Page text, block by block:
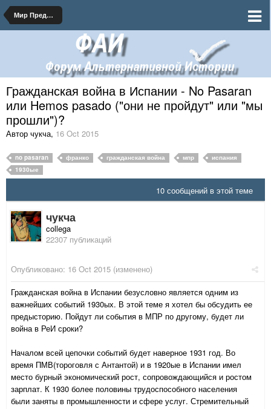
Мир Председателя Рыкова
Гражданская война в Испании - No Pasaran
или Hemos pasado ("они не пройдут" или "мы
прошли")?
Автор чукча, 16 Oct 2015
no pasaran франко гражданская война мпр
испания
1930ые
10 сообщений в этой теме
чукча
collega
22307 публикаций
Опубликовано: 16 Oct 2015 (изменено)
Гражданская война в Испании безусловно является одним из
важнейших событий 1930ых. В этой теме я хотел бы обсудить ее
предысторию. Пойдут ли события в МПР по другому, будет ли
война в РеИ сроки?
Началом всей цепочки событий будет наверное 1931 год. Во
время ПМВ(тороговля с Антантой) и в 1920ые в Испании имел
место бурный экономический рост, сопровождающийся и ростом
зарплат. К 1930 более половины трудоспособного населения
были заняты в промышленности и сфере услуг. Стремительный